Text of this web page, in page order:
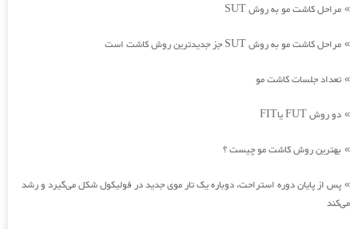
» مراحل کاشت مو به روش SUT
» مراحل کاشت مو به روش SUT جز جدیدترین روش کاشت است
» تعداد جلسات کاشت مو
» دو روش FUT یاFIT
» بهترین روش کاشت مو چیست ؟
» پس از پایان دوره استراحت، دوباره یک تار موی جدید در فولیکول شکل می‌گیرد و رشد
می‌کند